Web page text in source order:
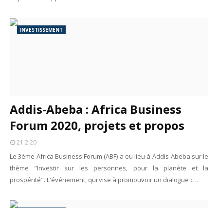
INVESTISSEMENT
Addis-Abeba : Africa Business
Forum 2020, projets et propos
21.2.20
Le 3ème Africa Business Forum (ABF) a eu lieu à Addis-Abeba sur le
thème "Investir sur les personnes, pour la planète et la
prospérité". L'événement, qui vise à promouvoir un dialogue c…